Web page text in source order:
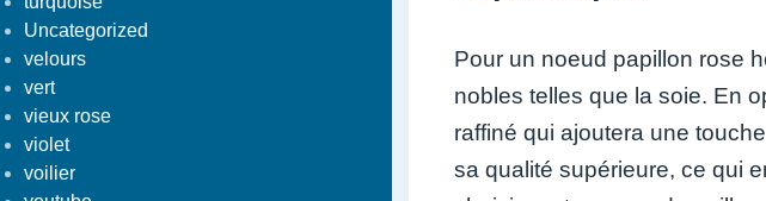
Uncategorized
velours
vert
vieux rose
violet
voilier
Pour un noeud papillon rose
nobles telles que la soie. En
raffiné qui ajoutera une
sa qualité supérieure, ce qui